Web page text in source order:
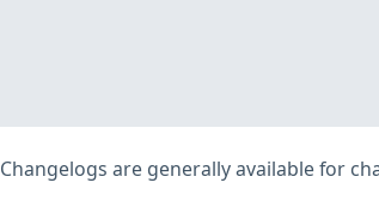
Changelogs are generally available for